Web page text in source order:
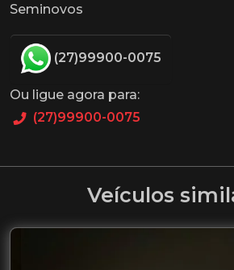
Seminovos
(27)99900-0075
Ou ligue agora para:
(27)99900-0075
Veículos